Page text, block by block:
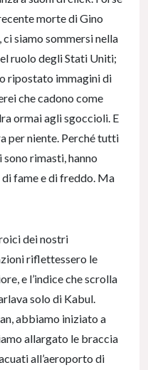
morte di Gino
ci siamo sommersi nella
ruolo degli Stati Uniti;
ripostato immagini di
che cadono come
ormai agli sgoccioli. E
per niente. Perché tutti
rimasti, hanno
fame e di freddo. Ma
dei nostri
riflettessero le
e l’indice che scrolla
solo di Kabul.
abbiamo iniziato a
allargato le braccia
all’aeroporto di